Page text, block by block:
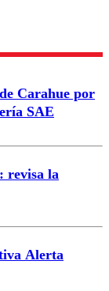
un
Carahue por
SAE
revisa la
Alerta